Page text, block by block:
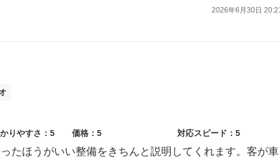
2026年6月30日
りやすさ：5 価格：5 対応スピード：5
たほうがいい整備をきちんと説明してくれます。客が車